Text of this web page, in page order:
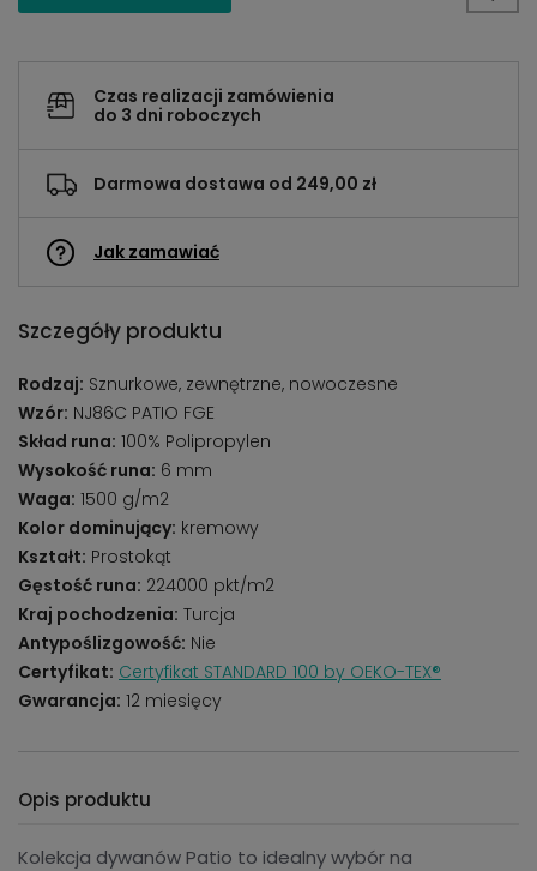
Czas realizacji zamówienia
do 3 dni roboczych
Darmowa dostawa od 249,00 zł
Jak zamawiać
Szczegóły produktu
Rodzaj: Sznurkowe, zewnętrzne, nowoczesne
Wzór: NJ86C PATIO FGE
Skład runa: 100% Polipropylen
Wysokość runa: 6 mm
Waga: 1500 g/m2
Kolor dominujący: kremowy
Kształt: Prostokąt
Gęstość runa: 224000 pkt/m2
Kraj pochodzenia: Turcja
Antypoślizgowość: Nie
Certyfikat: Certyfikat STANDARD 100 by OEKO-TEX®
Gwarancja: 12 miesięcy
Opis produktu
Kolekcja dywanów Patio to idealny wybór na